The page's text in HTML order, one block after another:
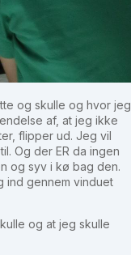
og skulle og hvor jeg
af, at jeg ikke
flipper ud. Jeg vil
Og der ER da ingen
og syv i kø bag den.
ind gennem vinduet
og at jeg skulle